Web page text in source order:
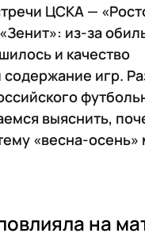
ЦСКА —
из-за
и качество
содержание игр.
выяснить,
«весна-
на